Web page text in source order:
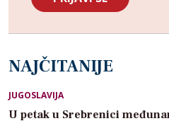
NAJČITANIJE
JUGOSLAVIJA
U petak u Srebrenici